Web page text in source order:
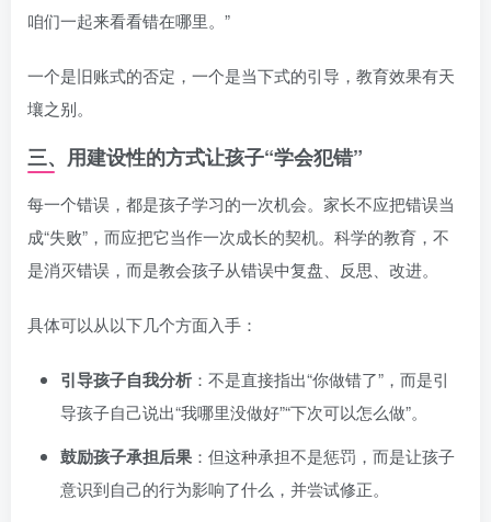
咱们一起来看看错在哪里。”
一个是旧账式的否定，一个是当下式的引导，教育效果有天
壤之别。
三、用建设性的方式让孩子“学会犯错”
每一个错误，都是孩子学习的一次机会。家长不应把错误当
成“失败”，而应把它当作一次成长的契机。科学的教育，不
是消灭错误，而是教会孩子从错误中复盘、反思、改进。
具体可以从以下几个方面入手：
引导孩子自我分析 ：不是直接指出“你做错了”，而是引
导孩子自己说出“我哪里没做好”“下次可以怎么做”。
鼓励孩子承担后果 ：但这种承担不是惩罚，而是让孩子
意识到自己的行为影响了什么，并尝试修正。